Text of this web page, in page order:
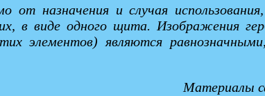
от назначения и случая
в виде одного щита. Изображения
элементов) являются
Материалы